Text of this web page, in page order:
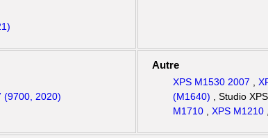
(9700, 2020)
Autre
XPS M1530 2007
(M1640) , Studio
M1710
XPS M1210